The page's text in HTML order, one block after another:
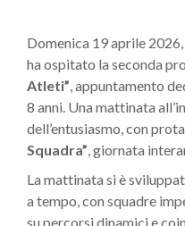
Domenica 19 aprile
ha ospitato la seconda
Atleti”, appuntamento
8 anni. Una mattinata
dell’entusiasmo, con
Squadra”, giornata
La mattinata si è
a tempo, con squadre
su percorsi dinamici e